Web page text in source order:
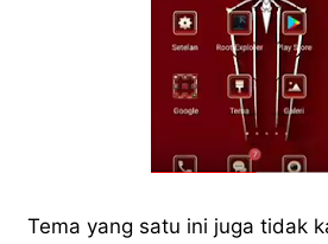
Tema yang satu ini juga tidak